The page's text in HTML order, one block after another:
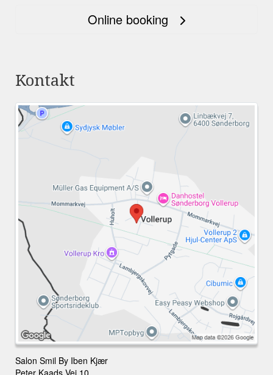
Online booking
Kontakt
Salon Smil By Iben Kjær
Peter Kaads Vej 10